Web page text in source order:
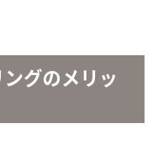
グのメリッ